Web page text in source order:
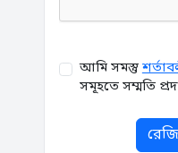
আমি সমস্তু
সমূহতে সম্মতি